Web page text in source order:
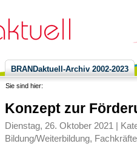
BRANDaktuell-Archiv 2002-2023
Sie sind hier:
Konzept zur
Dienstag, 26. Oktober 2021 |
Bildung/Weiterbildung, Fachkräfte